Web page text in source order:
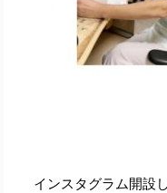
インスタグラム開設